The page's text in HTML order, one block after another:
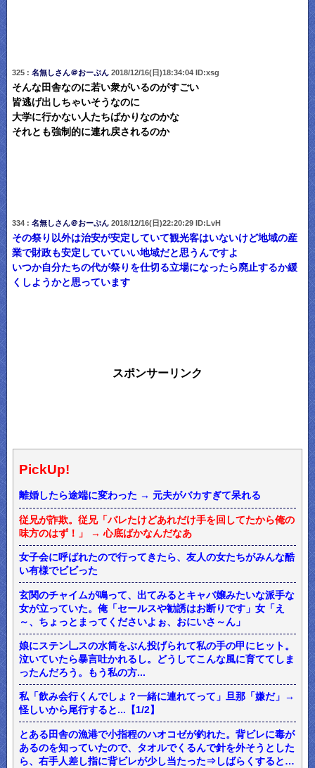
325 : 名無しさん＠おーぷん2018/12/16(日)18:34:04 ID:xsg
そんな田舎なのに若い衆がいるのがすごい
皆逃げ出しちゃいそうなのに
大学に行かない人たちばかりなのかな
それとも強制的に連れ戻されるのか
334 : 名無しさん＠おーぷん2018/12/16(日)22:20:29 ID:LvH
その祭り以外は治安が安定していて観光客はいないけど地域の産
業で財政も安定していていい地域だと思うんですよ
いつか自分たちの代が祭りを仕切る立場になったら廃止するか緩
くしようかと思っています
スポンサーリンク
PickUp!
離婚したら途端に変わった → 元夫がバカすぎて呆れる
従兄が詐欺。従兄「バレたけどあれだけ手を回してたから俺の
味方のはず！」 → 心底ばかなんだなあ
女子会に呼ばれたので行ってきたら、友人の女たちがみんな酷
い有様でビビった
玄関のチャイムが鳴って、出てみるとキャバ嬢みたいな派手な
女が立っていた。俺「セールスや勧誘はお断りです」女「え
～、ちょっとまってくださいよぉ、おにいさ～ん」
娘にステン乚スの水筒をぶん投げられて私の手の甲にヒット。
泣いていたら暴言吐かれるし。どうしてこんな風に育ててしま
ったんだろう。もう私の方...
私「飲み会行くんでしょ？一緒に連れてって」旦那「嫌だ」→
怪しいから尾行すると...【1/2】
とある田舎の漁港で小指程のハオコゼが釣れた。背ビレに毒が
あるのを知っていたので、タオルでくるんで針を外そうとした
ら、右手人差し指に背ビレが少し当たった⇒しばらくすると…